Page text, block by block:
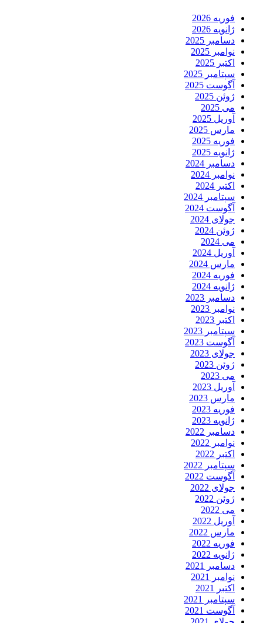
فوریه 2026
ژانویه 2026
دسامبر 2025
نوامبر 2025
اکتبر 2025
سپتامبر 2025
آگوست 2025
ژوئن 2025
می 2025
آوریل 2025
مارس 2025
فوریه 2025
ژانویه 2025
دسامبر 2024
نوامبر 2024
اکتبر 2024
سپتامبر 2024
آگوست 2024
جولای 2024
ژوئن 2024
می 2024
آوریل 2024
مارس 2024
فوریه 2024
ژانویه 2024
دسامبر 2023
نوامبر 2023
اکتبر 2023
سپتامبر 2023
آگوست 2023
جولای 2023
ژوئن 2023
می 2023
آوریل 2023
مارس 2023
فوریه 2023
ژانویه 2023
دسامبر 2022
نوامبر 2022
اکتبر 2022
سپتامبر 2022
آگوست 2022
جولای 2022
ژوئن 2022
می 2022
آوریل 2022
مارس 2022
فوریه 2022
ژانویه 2022
دسامبر 2021
نوامبر 2021
اکتبر 2021
سپتامبر 2021
آگوست 2021